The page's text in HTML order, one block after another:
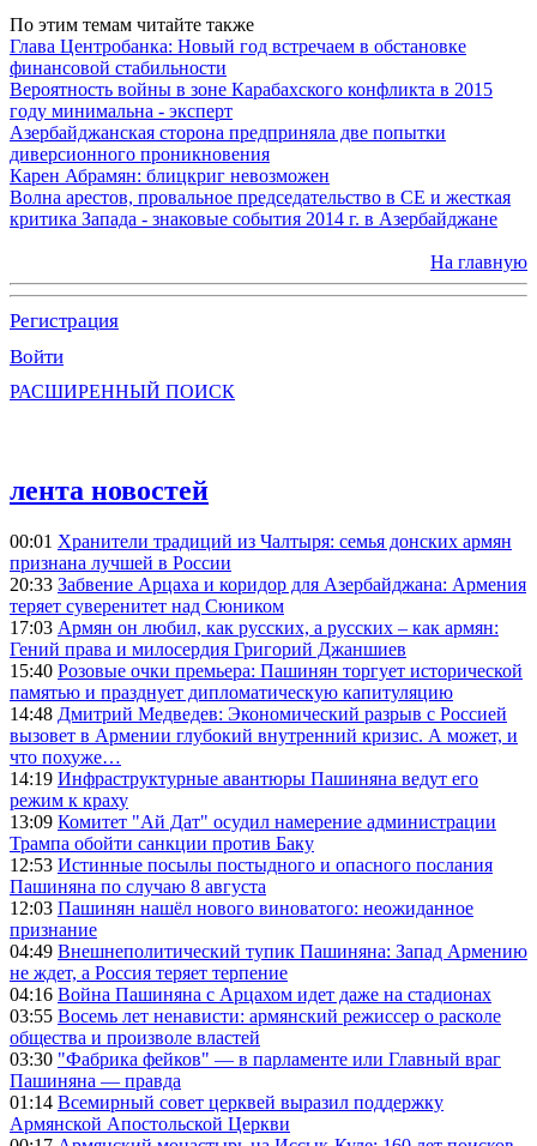
По этим темам читайте также
Глава Центробанка: Новый год встречаем в обстановке
финансовой стабильности
Вероятность войны в зоне Карабахского конфликта в 2015
году минимальна - эксперт
Азербайджанская сторона предприняла две попытки
диверсионного проникновения
Карен Абрамян: блицкриг невозможен
Волна арестов, провальное председательство в СЕ и жесткая
критика Запада - знаковые события 2014 г. в Азербайджане
На главную
Регистрация
Войти
РАСШИРЕННЫЙ ПОИСК
лента новостей
00:01 Хранители традиций из Чалтыря: семья донских армян
признана лучшей в России
20:33 Забвение Арцаха и коридор для Азербайджана: Армения
теряет суверенитет над Сюником
17:03 Армян он любил, как русских, а русских – как армян:
Гений права и милосердия Григорий Джаншиев
15:40 Розовые очки премьера: Пашинян торгует исторической
памятью и празднует дипломатическую капитуляцию
14:48 Дмитрий Медведев: Экономический разрыв с Россией
вызовет в Армении глубокий внутренний кризис. А может, и
что похуже…
14:19 Инфраструктурные авантюры Пашиняна ведут его
режим к краху
13:09 Комитет "Ай Дат" осудил намерение администрации
Трампа обойти санкции против Баку
12:53 Истинные посылы постыдного и опасного послания
Пашиняна по случаю 8 августа
12:03 Пашинян нашёл нового виноватого: неожиданное
признание
04:49 Внешнеполитический тупик Пашиняна: Запад Армению
не ждет, а Россия теряет терпение
04:16 Война Пашиняна с Арцахом идет даже на стадионах
03:55 Восемь лет ненависти: армянский режиссер о расколе
общества и произволе властей
03:30 "Фабрика фейков" — в парламенте или Главный враг
Пашиняна — правда
01:14 Всемирный совет церквей выразил поддержку
Армянской Апостольской Церкви